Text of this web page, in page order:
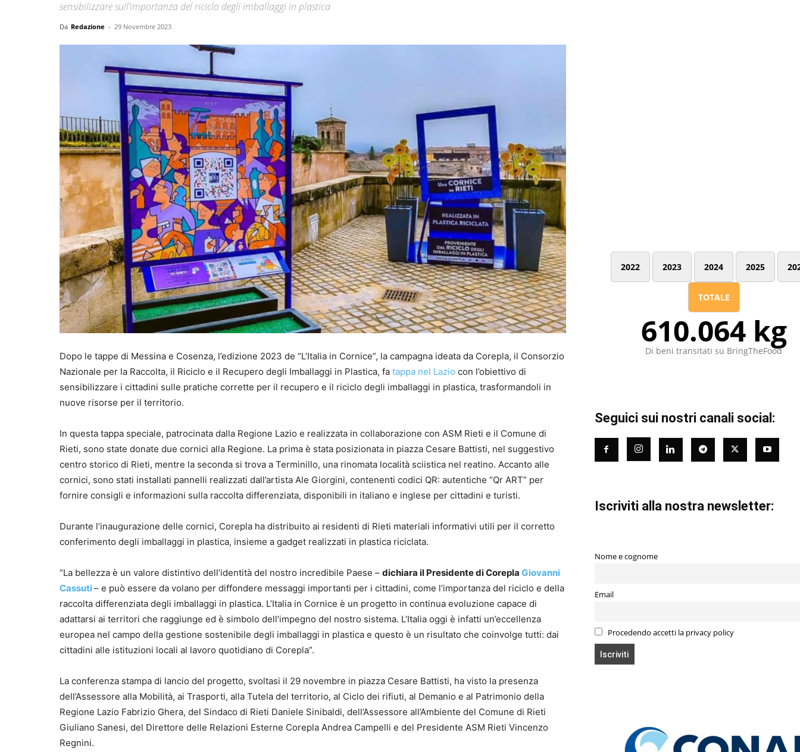
sensibilizzare sull’importanza del riciclo degli imballaggi in plastica
Da Redazione - 29 Novembre 2023
Dopo le tappe di Messina e Cosenza, l’edizione 2023 de “L’Italia in Cornice”, la campagna ideata da Corepla, il Consorzio
Nazionale per la Raccolta, il Riciclo e il Recupero degli Imballaggi in Plastica, fa tappa nel Lazio con l’obiettivo di
sensibilizzare i cittadini sulle pratiche corrette per il recupero e il riciclo degli imballaggi in plastica, trasformandoli in
nuove risorse per il territorio.
In questa tappa speciale, patrocinata dalla Regione Lazio e realizzata in collaborazione con ASM Rieti e il Comune di
Rieti, sono state donate due cornici alla Regione. La prima è stata posizionata in piazza Cesare Battisti, nel suggestivo
centro storico di Rieti, mentre la seconda si trova a Terminillo, una rinomata località sciistica nel reatino. Accanto alle
cornici, sono stati installati pannelli realizzati dall’artista Ale Giorgini, contenenti codici QR: autentiche “Qr ART” per
fornire consigli e informazioni sulla raccolta differenziata, disponibili in italiano e inglese per cittadini e turisti.
Durante l’inaugurazione delle cornici, Corepla ha distribuito ai residenti di Rieti materiali informativi utili per il corretto
conferimento degli imballaggi in plastica, insieme a gadget realizzati in plastica riciclata.
“La bellezza è un valore distintivo dell’identità del nostro incredibile Paese – dichiara il Presidente di Corepla Giovanni
Cassuti– e può essere da volano per diffondere messaggi importanti per i cittadini, come l’importanza del riciclo e della
raccolta differenziata degli imballaggi in plastica. L’Italia in Cornice è un progetto in continua evoluzione capace di
adattarsi ai territori che raggiunge ed è simbolo dell’impegno del nostro sistema. L’Italia oggi è infatti un’eccellenza
europea nel campo della gestione sostenibile degli imballaggi in plastica e questo è un risultato che coinvolge tutti: dai
cittadini alle istituzioni locali al lavoro quotidiano di Corepla”.
La conferenza stampa di lancio del progetto, svoltasi il 29 novembre in piazza Cesare Battisti, ha visto la presenza
dell’Assessore alla Mobilità, ai Trasporti, alla Tutela del territorio, al Ciclo dei rifiuti, al Demanio e al Patrimonio della
Regione Lazio Fabrizio Ghera, del Sindaco di Rieti Daniele Sinibaldi, dell’Assessore all’Ambiente del Comune di Rieti
Giuliano Sanesi, del Direttore delle Relazioni Esterne Corepla Andrea Campelli e del Presidente ASM Rieti Vincenzo
Regnini.
2022 2023 2024 2025
TOTALE
610.064 kg
Di beni transitati su BringTheFood
Seguici sui nostri canali social:
Iscriviti alla nostra newsletter:
Nome e cognome
Email
Procedendo accetti la privacy policy